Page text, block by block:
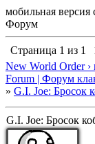
мобильная версия
Форум
Страница 1 из 1
New World Order ›
Forum | Форум
» G.I. Joe: Бросок
G.I. Joe: Бросок